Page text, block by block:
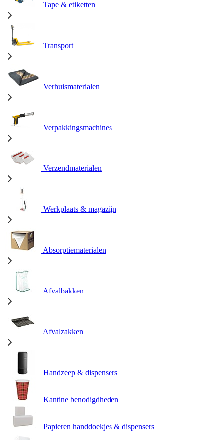
Tape & etiketten
Transport
Verhuismaterialen
Verpakkingsmachines
Verzendmaterialen
Werkplaats & magazijn
Absorptiematerialen
Afvalbakken
Afvalzakken
Handzeep & dispensers
Kantine benodigdheden
Papieren handdoekjes & dispensers